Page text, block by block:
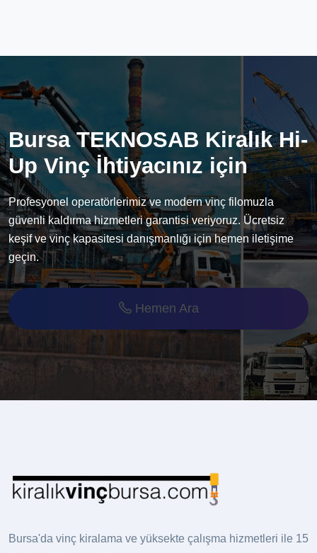
Bursa TEKNOSAB Kiralık Hi-
Up Vinç İhtiyacınız için
Profesyonel operatörlerimiz ve modern vinç filomuzla
güvenli kaldırma hizmetleri garantisi veriyoruz. Ücretsiz
keşif ve vinç kapasitesi danışmanlığı için hemen iletişime
geçin.
Hemen Ara
Bursa'da vinç kiralama ve yüksekte çalışma hizmetleri ile 15